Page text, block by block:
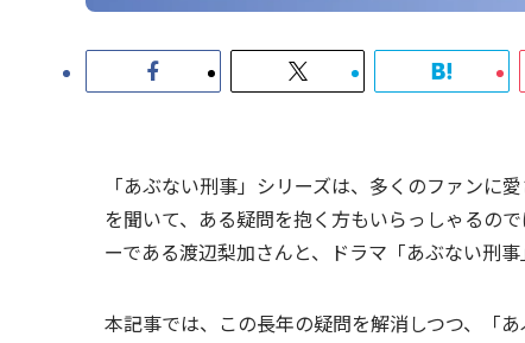
「あぶない刑事」シリーズは、多くのファンに
を聞いて、ある疑問を抱く方もいらっしゃるの
ーである渡辺梨加さんと、ドラマ「あぶない刑
本記事では、この長年の疑問を解消しつつ、「